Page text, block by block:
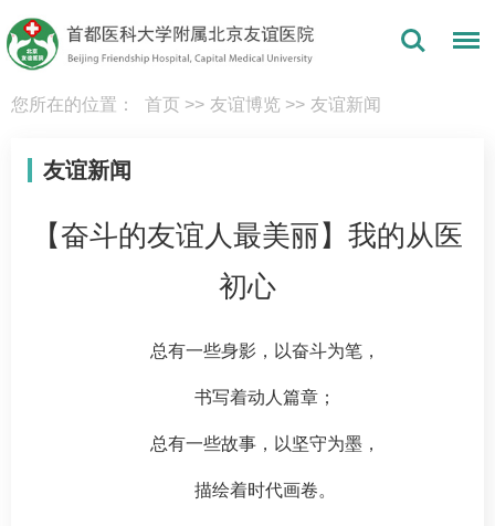
您所在的位置： 首页 >> 友谊博览 >> 友谊新闻
友谊新闻
【奋斗的友谊人最美丽】我的从医
初心
总有一些身影，以奋斗为笔，
书写着动人篇章；
总有一些故事，以坚守为墨，
描绘着时代画卷。